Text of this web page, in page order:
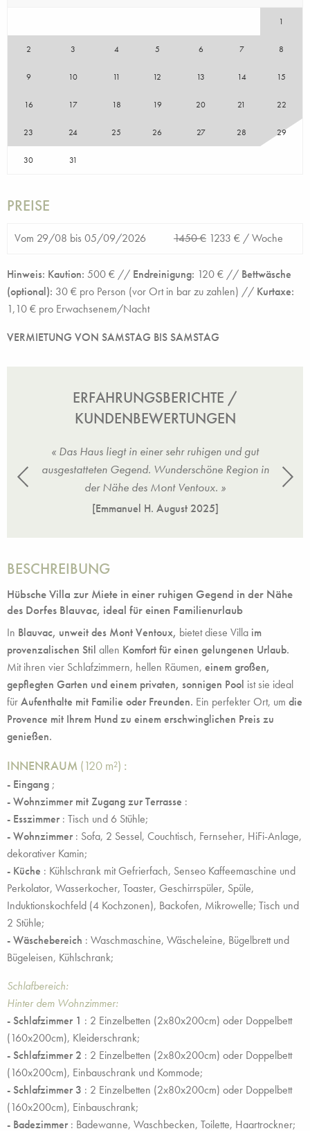
1
2 3 4 5 6 7 8
9 10 11 12 13 14 15
16 17 18 19 20 21 22
23 24 25 26 27 28 29
30 31
PREISE
Vom 29/08 bis 05/09/2026 1450 € 1233 € /Woche
Hinweis: Kaution: 500 € // Endreinigung: 120 € // Bettwäsche
(optional): 30 € pro Person (vor Ort in bar zu zahlen) // Kurtaxe:
1,10 € pro Erwachsenem/Nacht
VERMIETUNG VON SAMSTAG BIS SAMSTAG
ERFAHRUNGSBERICHTE /
KUNDENBEWERTUNGEN
in
« Das Haus liegt in einer sehr ruhigen und gut
ausgestatteten Gegend. Wunderschöne Region in
der Nähe des Mont Ventoux. »
[Emmanuel H. August 2025]
BESCHREIBUNG
Hübsche Villa zur Miete in einer ruhigen Gegend in der Nähe
des Dorfes Blauvac, ideal für einen Familienurlaub
In Blauvac, unweit des Mont Ventoux, bietet diese Villa im
provenzalischen Stil allen Komfort für einen gelungenen Urlaub.
Mit ihren vier Schlafzimmern, hellen Räumen, einem großen,
gepflegten Garten und einem privaten, sonnigen Pool ist sie ideal
fürAufenthalte mit Familie oder Freunden. Ein perfekter Ort, um die
Provence mit Ihrem Hund zu einem erschwinglichen Preis zu
genießen.
INNENRAUM (120 m²) :
- Eingang ;
- Wohnzimmer mit Zugang zur Terrasse :
- Esszimmer: Tisch und 6 Stühle;
- Wohnzimmer: Sofa, 2 Sessel, Couchtisch, Fernseher, HiFi-Anlage,
dekorativer Kamin;
- Küche : Kühlschrank mit Gefrierfach, Senseo Kaffeemaschine und
Perkolator, Wasserkocher, Toaster, Geschirrspüler, Spüle,
Induktionskochfeld (4 Kochzonen), Backofen, Mikrowelle; Tisch und
2 Stühle;
- Wäschebereich : Waschmaschine, Wäscheleine, Bügelbrett und
Bügeleisen, Kühlschrank;
Schlafbereich:
Hinter dem Wohnzimmer:
- Schlafzimmer 1 : 2 Einzelbetten (2x80x200cm) oder Doppelbett
(160x200cm), Kleiderschrank;
- Schlafzimmer 2 : 2 Einzelbetten (2x80x200cm) oder Doppelbett
(160x200cm), Einbauschrank und Kommode;
- Schlafzimmer 3 : 2 Einzelbetten (2x80x200cm) oder Doppelbett
(160x200cm), Einbauschrank;
- Badezimmer: Badewanne, Waschbecken, Toilette, Haartrockner;